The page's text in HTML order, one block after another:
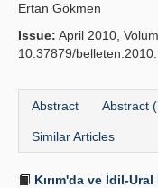
Principles
Publication Policies
Ertan Gökmen
Issue: April 2010,
10.37879/
Abstract Abstract
Similar Articles
Kırım'da ve İdil-